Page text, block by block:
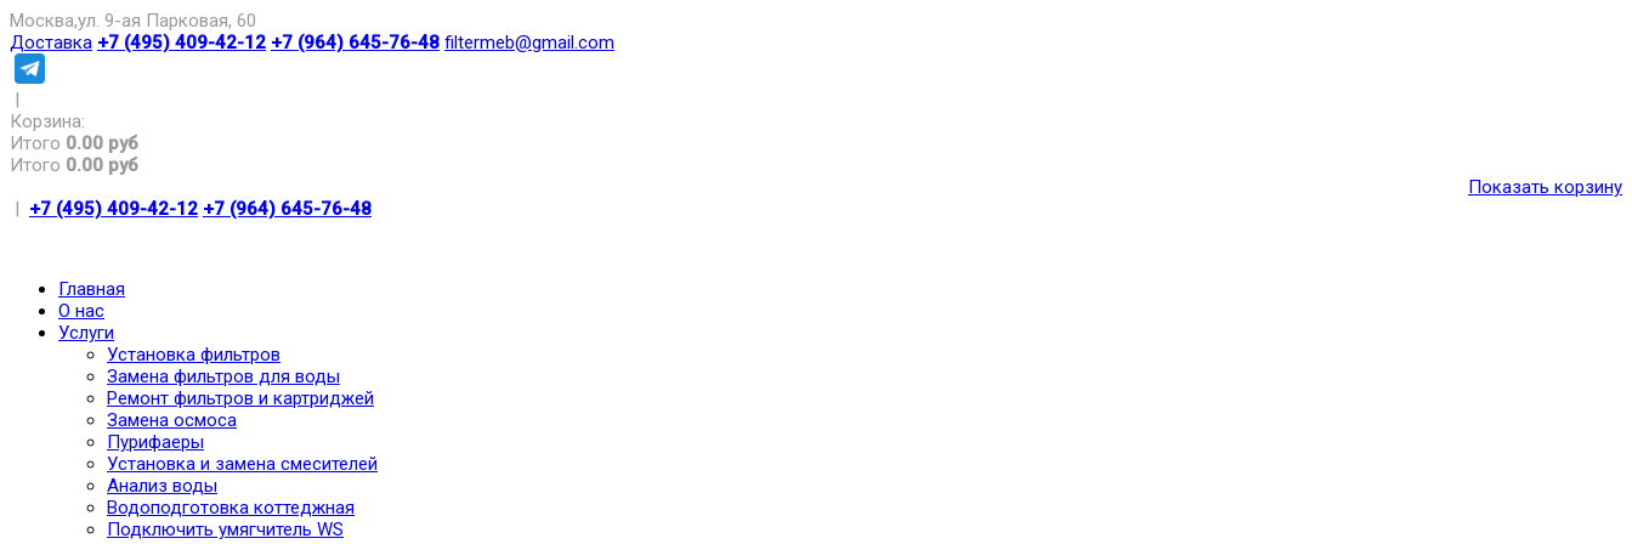
Москва,ул. 9-ая Парковая, 60
Доставка +7 (495) 409-42-12 +7 (964) 645-76-48 filtermeb@gmail.com
|
Корзина:
Итого 0.00 руб
Итого 0.00 руб
Показать корзину
| +7 (495) 409-42-12 +7 (964) 645-76-48
Главная
О нас
Услуги
Установка фильтров
Замена фильтров для воды
Ремонт фильтров и картриджей
Замена осмоса
Пурифаеры
Установка и замена смесителей
Анализ воды
Водоподготовка коттеджная
Подключить умягчитель WS